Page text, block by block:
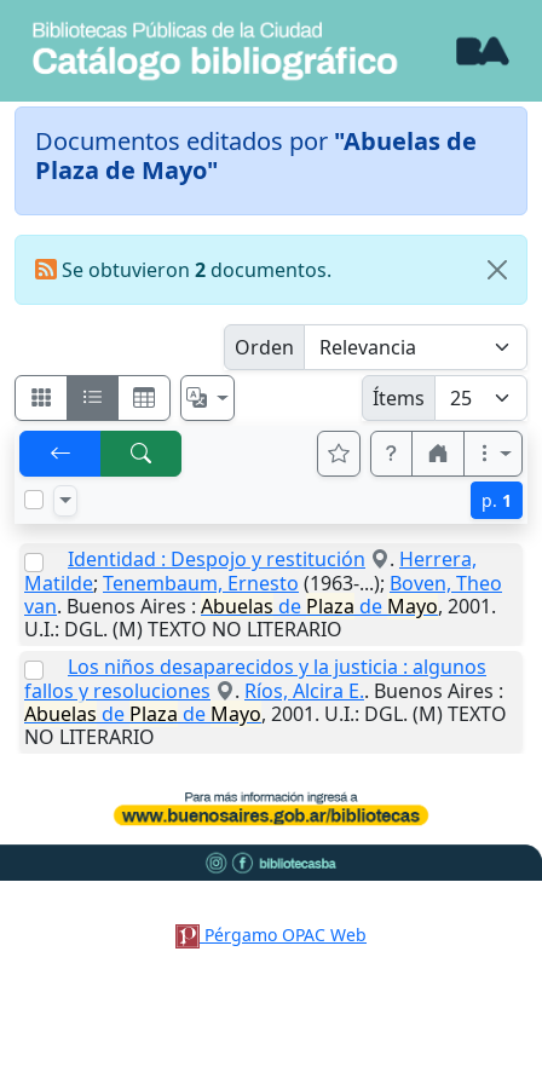
Documentos editados por "Abuelas de
Plaza de Mayo"
Se obtuvieron 2documentos.
Orden
Ítems
p. 1
Identidad : Despojo y restitución . Herrera,
Matilde; Tenembaum, Ernesto (1963-...); Boven, Theo
van. Buenos Aires : Abuelas de Plaza de Mayo, 2001.
U.I.: DGL. (M) TEXTO NO LITERARIO
Los niños desaparecidos y la justicia : algunos
fallos y resoluciones
. Ríos, Alcira E.. Buenos Aires :
Abuelas de Plaza de Mayo, 2001. U.I.: DGL. (M) TEXTO
NO LITERARIO
Pérgamo OPAC Web